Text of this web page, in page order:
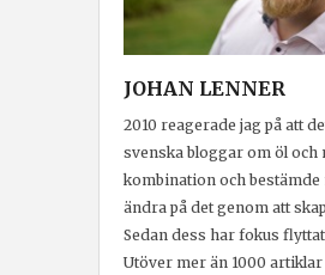
JOHAN LENNER
2010 reagerade jag på att
svenska bloggar om öl och
kombination och
ändra på det genom att
Sedan dess har fokus
Utöver mer än 1000 artiklar